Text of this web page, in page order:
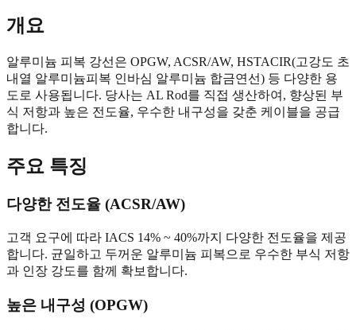
개요
알루미늄 피복 강선은 OPGW, ACSR/AW, HSTACIR(고강도 초
내열 알루미늄피복 인바심 알루미늄 합금연선) 등 다양한 용
도로 사용됩니다. 당사는 AL Rod를 직접 생산하여, 향상된 부
식 저항과 높은 전도율, 우수한 내구성을 갖춘 케이블을 공급
합니다.
주요 특징
다양한 전도율 (ACSR/AW)
고객 요구에 따라 IACS 14% ~ 40%까지 다양한 전도율을 제공
합니다. 균일하고 두꺼운 알루미늄 피복으로 우수한 부식 저항
과 인장 강도를 함께 확보합니다.
높은 내구성 (OPGW)